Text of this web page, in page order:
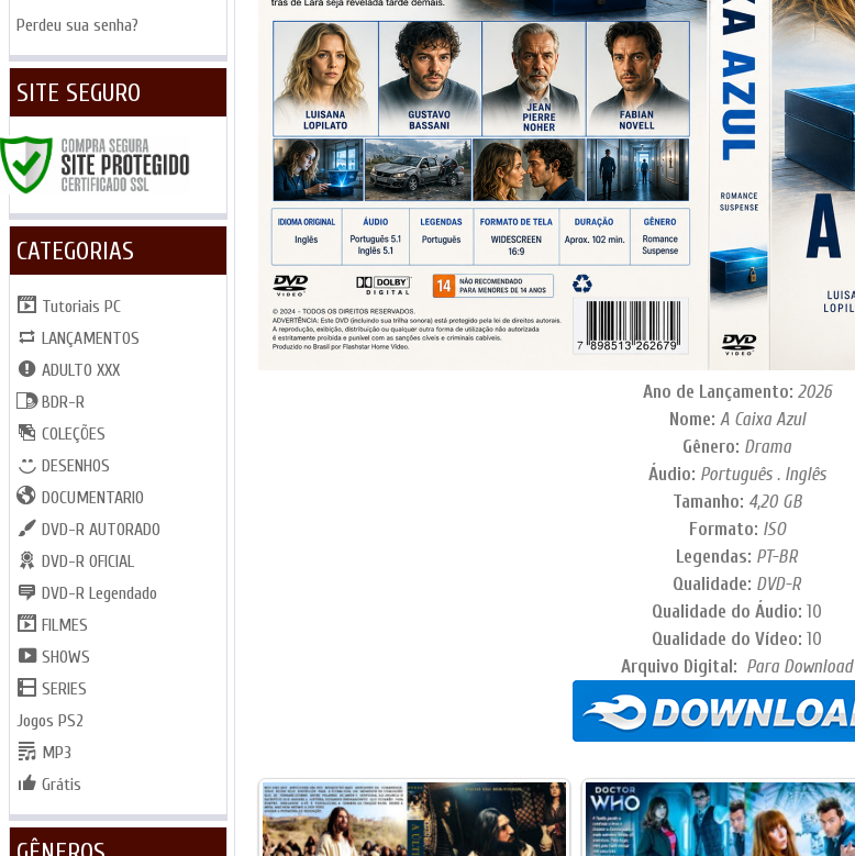
Ano de Lançamento: 2026
Nome: A Caixa Azul
Gênero: Drama
Áudio: Português . Inglês
Tamanho: 4,20 GB
Formato: ISO
Legendas: PT-BR
Qualidade: DVD-R
Qualidade do Áudio:10
Qualidade do Vídeo:10
Arquivo Digital: Para Download
Perdeu sua senha?
SITE SEGURO
CATEGORIAS
Tutoriais PC
LANÇAMENTOS
ADULTO XXX
BDR-R
COLEÇÕES
DESENHOS
DOCUMENTARIO
DVD-R AUTORADO
DVD-R OFICIAL
DVD-R Legendado
FILMES
SHOWS
SERIES
Jogos PS2
MP3
Grátis